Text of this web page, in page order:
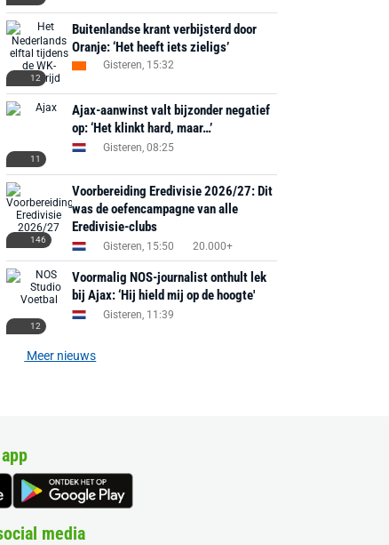
12
Buitenlandse krant verbijsterd door
Oranje: ‘Het heeft iets zieligs’
Gisteren, 15:32
11
Ajax-aanwinst valt bijzonder negatief
op: ‘Het klinkt hard, maar…’
Gisteren, 08:25
146
Voorbereiding Eredivisie 2026/27: Dit
was de oefencampagne van alle
Eredivisie-clubs
Gisteren, 15:50 20.000+
12
Voormalig NOS-journalist onthult lek
bij Ajax: ‘Hij hield mij op de hoogte'
Gisteren, 11:39
Meer nieuws
media